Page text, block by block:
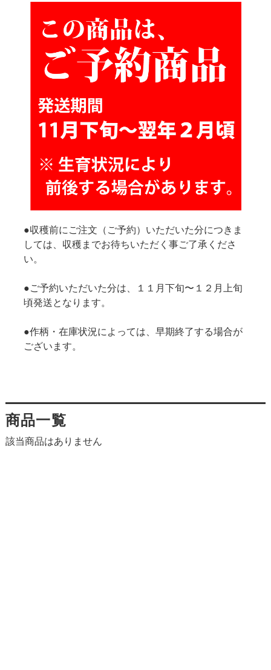
●収穫前にご注文（ご予約）いただいた分につきま
しては、収穫までお待ちいただく事ご了承くださ
い。
●ご予約いただいた分は、１１月下旬〜１２月上旬
頃発送となります。
●作柄・在庫状況によっては、早期終了する場合が
ございます。
商品一覧
該当商品はありません